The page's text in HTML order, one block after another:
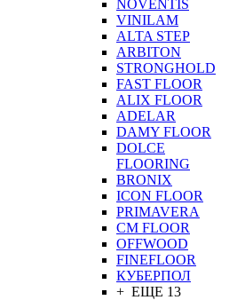
NOVENTIS
VINILAM
ALTA STEP
ARBITON
STRONGHOLD
FAST FLOOR
ALIX FLOOR
ADELAR
DAMY FLOOR
DOLCE
FLOORING
BRONIX
ICON FLOOR
PRIMAVERA
CM FLOOR
OFFWOOD
FINEFLOOR
КУБЕРПОЛ
+ ЕЩЕ 13